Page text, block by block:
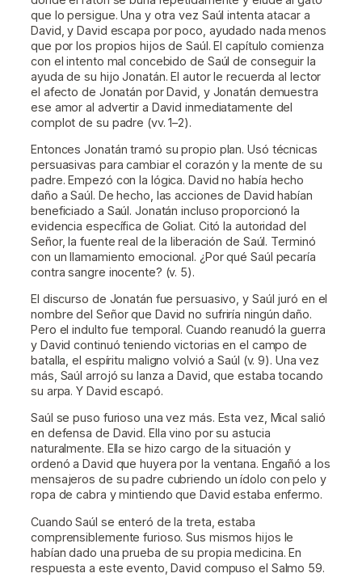
que lo persigue. Una y otra vez Saúl intenta atacar a
David, y David escapa por poco, ayudado nada menos
que por los propios hijos de Saúl. El capítulo comienza
con el intento mal concebido de Saúl de conseguir la
ayuda de su hijo Jonatán. El autor le recuerda al lector
el afecto de Jonatán por David, y Jonatán demuestra
ese amor al advertir a David inmediatamente del
complot de su padre (vv. 1–2).
Entonces Jonatán tramó su propio plan. Usó técnicas
persuasivas para cambiar el corazón y la mente de su
padre. Empezó con la lógica. David no había hecho
daño a Saúl. De hecho, las acciones de David habían
beneficiado a Saúl. Jonatán incluso proporcionó la
evidencia específica de Goliat. Citó la autoridad del
Señor, la fuente real de la liberación de Saúl. Terminó
con un llamamiento emocional. ¿Por qué Saúl pecaría
contra sangre inocente? (v. 5).
El discurso de Jonatán fue persuasivo, y Saúl juró en el
nombre del Señor que David no sufriría ningún daño.
Pero el indulto fue temporal. Cuando reanudó la guerra
y David continuó teniendo victorias en el campo de
batalla, el espíritu maligno volvió a Saúl (v. 9). Una vez
más, Saúl arrojó su lanza a David, que estaba tocando
su arpa. Y David escapó.
Saúl se puso furioso una vez más. Esta vez, Mical salió
en defensa de David. Ella vino por su astucia
naturalmente. Ella se hizo cargo de la situación y
ordenó a David que huyera por la ventana. Engañó a los
mensajeros de su padre cubriendo un ídolo con pelo y
ropa de cabra y mintiendo que David estaba enfermo.
Cuando Saúl se enteró de la treta, estaba
comprensiblemente furioso. Sus mismos hijos le
habían dado una prueba de su propia medicina. En
respuesta a este evento, David compuso el Salmo 59.